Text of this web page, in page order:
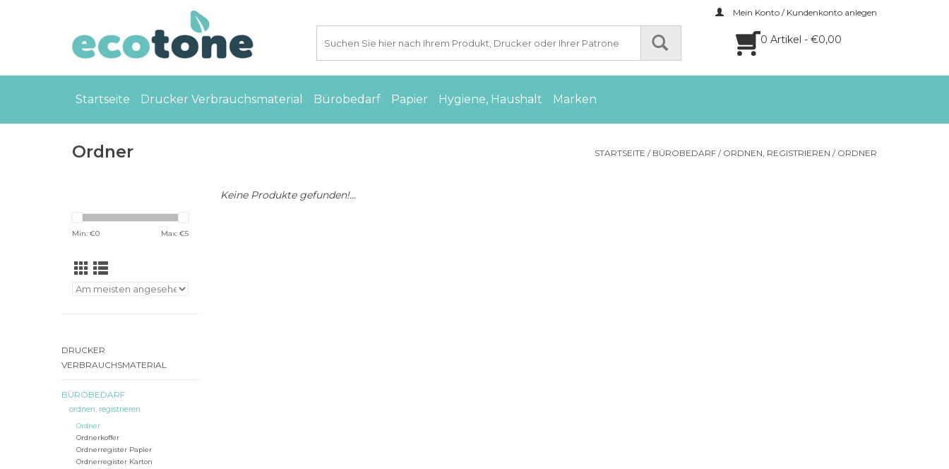
Mein Konto / Kundenkonto anlegen
0 Artikel - €0,00
Startseite Drucker Verbrauchsmaterial Bürobedarf Papier Hygiene, Haushalt Marken
Ordner STARTSEITE / BÜROBEDARF / ORDNEN, REGISTRIEREN / ORDNER
Min: €0 Max: €5
DRUCKER
VERBRAUCHSMATERIAL
BÜROBEDARF
ordnen, registrieren
Ordner
Ordnerkoffer
Ordnerregister Papier
Ordnerregister Karton
Keine Produkte gefunden!...